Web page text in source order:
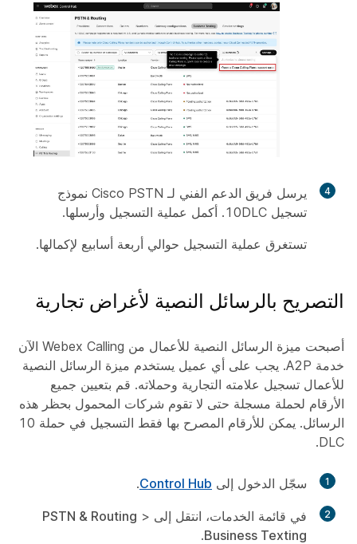
4
يرسل فريق الدعم الفني لـ Cisco PSTN نموذج
تسجيل 10DLC. أكمل عملية التسجيل وأرسلها.
تستغرق عملية التسجيل حوالي أربعة أسابيع لإكمالها.
التصريح بالرسائل النصية لأغراض تجارية
أصبحت ميزة الرسائل النصية للأعمال من Webex Calling الآن
خدمة A2P. يجب على أي عميل يستخدم ميزة الرسائل النصية
للأعمال تسجيل علامته التجارية وحملاته. قم بتعيين جميع
الأرقام لحملة مسجلة حتى لا تقوم شركات المحمول بحظر هذه
الرسائل. يمكن للأرقام المصرح بها فقط التسجيل في حملة 10
DLC.
1 سجّل الدخول إلى Control Hub
.
2 في قائمة الخدمات، انتقل إلى PSTN & Routing >
Business Texting
.